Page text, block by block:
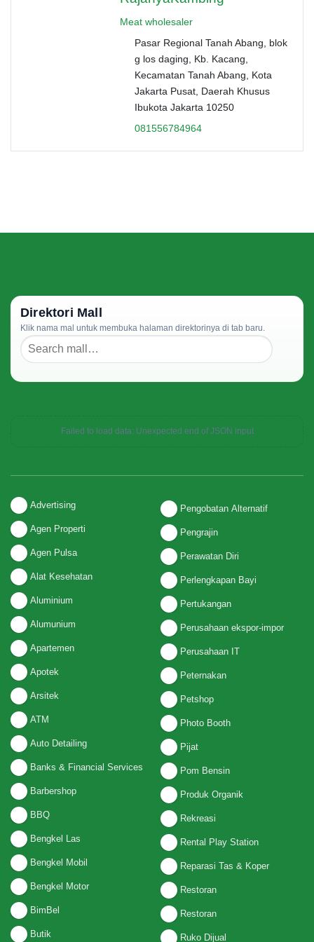
Meat wholesaler
Pasar Regional Tanah Abang, blok
g los daging, Kb. Kacang,
Kecamatan Tanah Abang, Kota
Jakarta Pusat, Daerah Khusus
Ibukota Jakarta 10250
081556784964
Direktori Mall
Klik nama mal untuk membuka halaman direktorinya di tab baru.
Failed to load data: Unexpected end of JSON input
Advertising
Agen Properti
Agen Pulsa
Alat Kesehatan
Aluminium
Alumunium
Apartemen
Apotek
Arsitek
ATM
Auto Detailing
Banks & Financial Services
Barbershop
BBQ
Bengkel Las
Bengkel Mobil
Bengkel Motor
BimBel
Butik
Pengobatan Alternatif
Pengrajin
Perawatan Diri
Perlengkapan Bayi
Pertukangan
Perusahaan ekspor-impor
Perusahaan IT
Peternakan
Petshop
Photo Booth
Pijat
Pom Bensin
Produk Organik
Rekreasi
Rental Play Station
Reparasi Tas & Koper
Restoran
Restoran
Ruko Dijual